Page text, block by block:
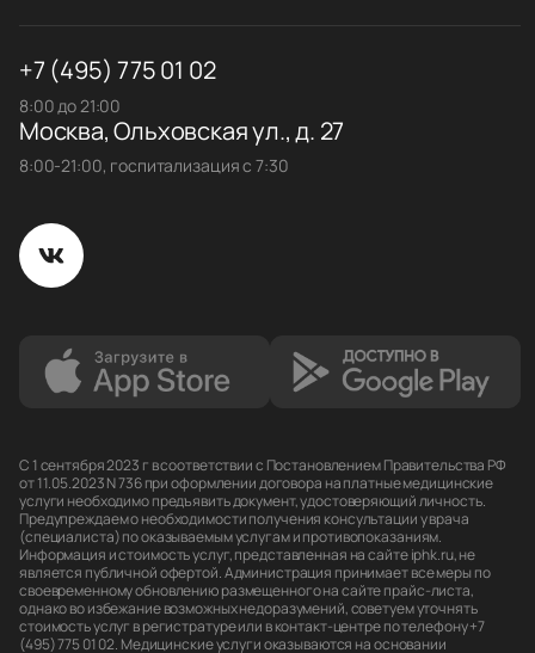
+7 (495) 775 01 02
8:00 до 21:00
Москва, Ольховская ул., д. 27
8:00-21:00, госпитализация с 7:30
С 1 сентября 2023 г в соответствии с Постановлением Правительства РФ
от 11.05.2023 N 736 при оформлении договора на платные медицинские
услуги необходимо предъявить документ, удостоверяющий личность.
Предупреждаем о необходимости получения консультации у врача
(специалиста) по оказываемым услугам и противопоказаниям.
Информация и стоимость услуг, представленная на сайте iphk.ru, не
является публичной офертой. Администрация принимает все меры по
своевременному обновлению размещенного на сайте прайс-листа,
однако во избежание возможных недоразумений, советуем уточнять
стоимость услуг в регистратуре или в контакт-центре по телефону +7
(495) 775 01 02. Медицинские услуги оказываются на основании